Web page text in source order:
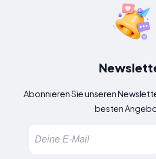
Abonnieren Sie unseren
besten